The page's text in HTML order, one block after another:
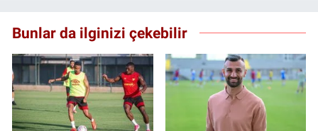
Bunlar da ilginizi çekebilir